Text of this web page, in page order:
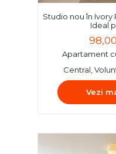
Studio nou în Ivory
Ideal
Apartament
Central,
Vezi